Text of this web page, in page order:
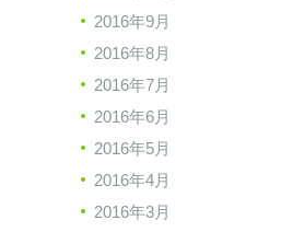
2016年9月
2016年8月
2016年7月
2016年6月
2016年5月
2016年4月
2016年3月